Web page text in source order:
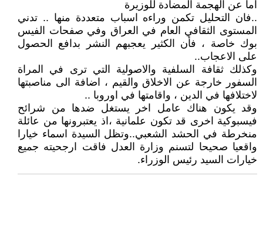
اما عن الهجمة المضادة للوزيرة
..فان التحليل تكمن وراءه اسباب متعددة منها .. تدني
المستوى الثقافي العام في العراق وفي صفحات الفيس
بوك خاصة ، فأن الكثير يعجبهم النشر بدافع الحصول
على الاعجاب..
وكذلك ثقافة السلفية والاصولية التي ترى في المراة
السفور خارجة عن الاخلاق والقيم ، اضافة الى مناصبتها
لاختلافها في الدين ، واقامتها في اوروبا ..
وقد يكون هناك عامل اخر يستغل ضدها من شرائح
فيسبوكية اخرى قد تكون علمانية ،اذ يعتبرونها من عائلة
منخرطة في الحشد الشعبي..وتظل السيدة اسماء خيارا
واقعيا صحيحا لتسنم وزارة العدل فاقت ارجحيته جميع
خيارات السيد رئيس الوزراء.